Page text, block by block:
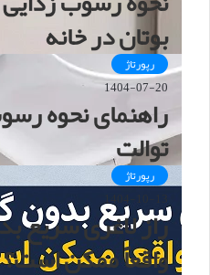
بوتان در خانه
رپورتاژ
1404-07-20
راهنمای نحوه
توالت
رپورتاژ
1404-10-13
راز لاغری سریع
واقعاً ممکن است؟